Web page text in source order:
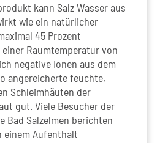
kann Salz Wasser aus
wie ein natürlicher
45 Prozent
Raumtemperatur von
negative Ionen aus dem
angereicherte feuchte,
Schleimhäuten der
gut. Viele Besucher der
Bad Salzelmen berichten
einem Aufenthalt